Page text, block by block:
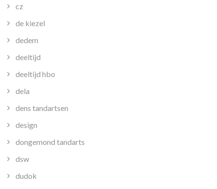
cz
de kiezel
dedem
deeltijd
deeltijd hbo
dela
dens tandartsen
design
dongemond tandarts
dsw
dudok